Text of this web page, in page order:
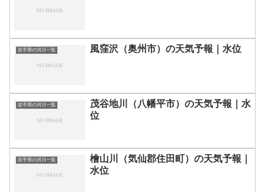
岩手県の河川一覧 風窪沢（奥州市）の天気予報｜水位
岩手県の河川一覧
茂谷地川（八幡平市）の天気予報｜水
位
岩手県の河川一覧
檜山川（気仙郡住田町）の天気予報｜
水位